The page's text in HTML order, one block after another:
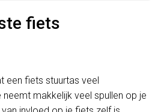
fiets
een fiets stuurtas veel
makkelijk veel spullen op je